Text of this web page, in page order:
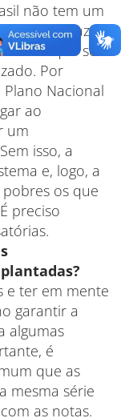
não tem um
não faz
o que se
Por
Nacional
ao
um
isso, a
e, logo, a
os que
preciso
e ter em mente
garantir a
algumas
é
que as
mesma série
as notas.